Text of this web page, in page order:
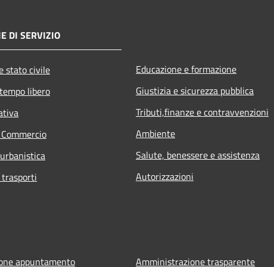
DI SERVIZIO
stato civile
libero
Educazione e formazione
Giustizia e sicurezza pubblica
Tributi,finanze e contravvenzioni
Ambiente
Salute, benessere e assistenza
Autorizzazioni
appuntamento Amministrazione trasparente